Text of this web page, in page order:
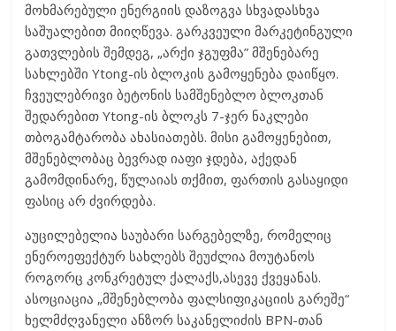
მოხმარებული ენერგიის დაზოგვა სხვადასხვა
საშუალებით მიიღწევა. გარკვეული მარკეტინგული
გათვლების შემდეგ, „არქი ჯგუფმა” მშენებარე
სახლებში Ytong-ის ბლოკის გამოყენება დაიწყო.
ჩვეულებრივი ბეტონის სამშენებლო ბლოკთან
შედარებით Ytong-ის ბლოკს 7-ჯერ ნაკლები
თბოგამტარობა ახასიათებს. მისი გამოყენებით,
მშენებლობაც ბევრად იაფი ჯდება, აქედან
გამომდინარე, წულაიას თქმით, ფართის გასაყიდი
ფასიც არ ძვირდება.
აუცილებელია საუბარი სარგებელზე, რომელიც
ენეროეფექტურ სახლებს შეუძლია მოუტანოს
როგორც კონკრეტულ ქალაქს,ასევე ქვეყანას.
ასოციაცია „მშენებლობა ფალსიფიკაციის გარეშე“
ხელმძღვანელი ანზორ საკანელიძის BPN-თან